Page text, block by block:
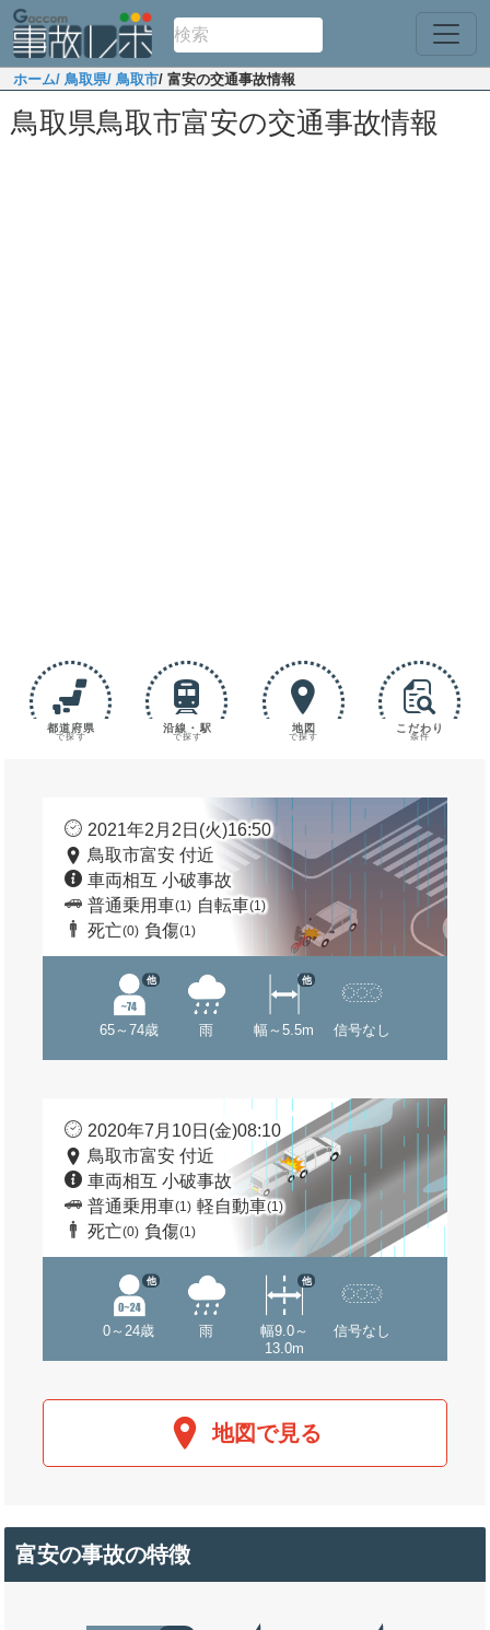
ホーム/ 鳥取県/ 鳥取市/ 富安の交通事故情報
鳥取県鳥取市富安の交通事故情報
都道府県
で探す
沿線・駅
で探す
地図
で探す
こだわり
条件
2021年2月2日(火)16:50
鳥取市富安 付近
車両相互 小破事故
普通乗用車(1) 自転車(1)
死亡(0) 負傷(1)
65～74歳
他
雨 幅～5.5m
他
信号なし
2020年7月10日(金)08:10
鳥取市富安 付近
車両相互 小破事故
普通乗用車(1) 軽自動車(1)
死亡(0) 負傷(1)
0～24歳
他
雨
幅9.0～
13.0m
他
信号なし
地図で見る
富安の事故の特徴